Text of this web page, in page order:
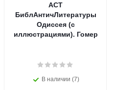
АСТ
БиблАнтичЛитературы
Одиссея (с
иллюстрациями). Гомер
В наличии (7)